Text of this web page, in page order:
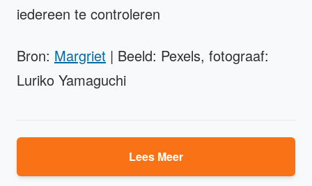
iedereen te controleren
Bron: Margriet | Beeld: Pexels, fotograaf:
Luriko Yamaguchi
Lees Meer